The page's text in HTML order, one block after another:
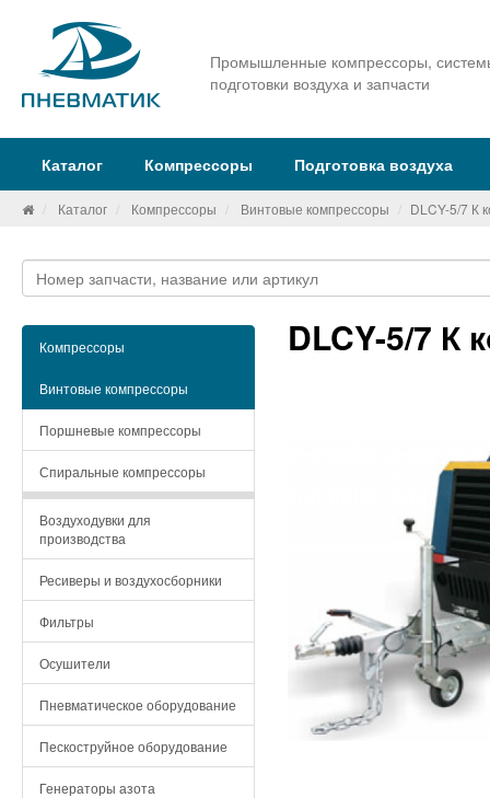
Промышленные компрессоры,
подготовки воздуха и запчасти
Каталог Компрессоры Подготовка воздуха
Каталог Компрессоры Винтовые компрессоры DLCY-5/7 К
Компрессоры
Винтовые компрессоры
Поршневые компрессоры
Спиральные компрессоры
Воздуходувки для
производства
Ресиверы и воздухосборники
Фильтры
Осушители
Пневматическое оборудование
Пескоструйное оборудование
Генераторы азота
DLCY-5/7 К